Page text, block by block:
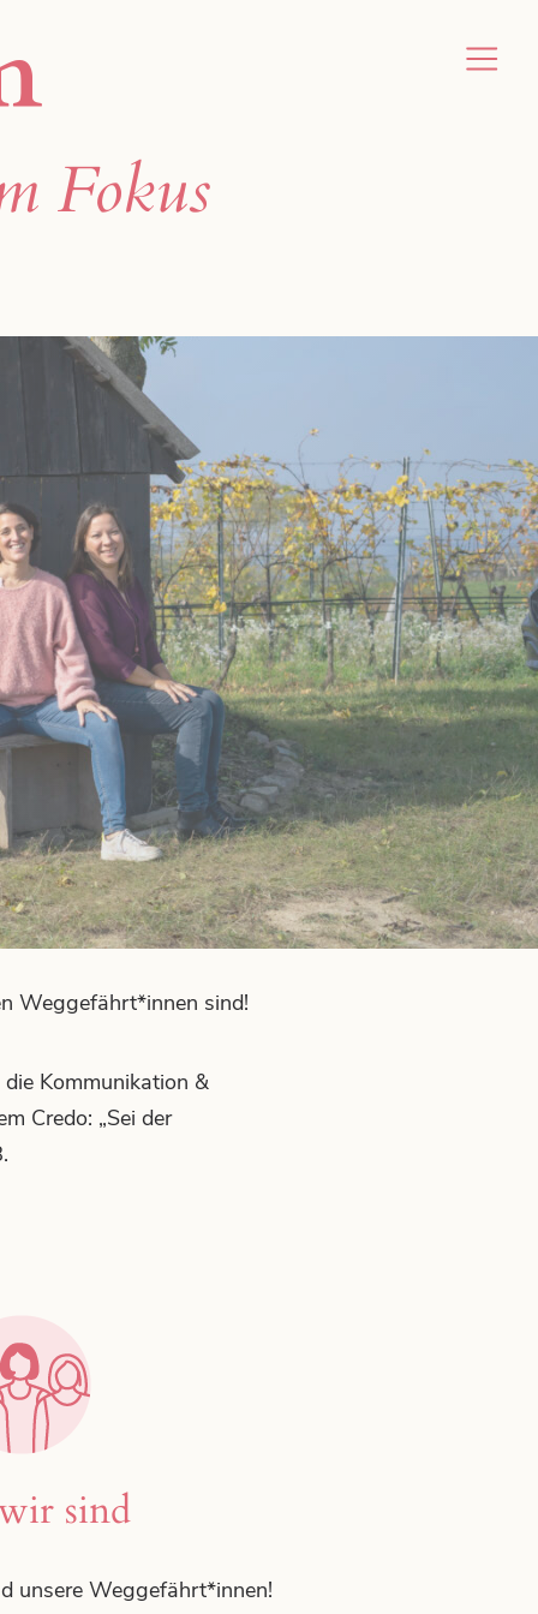
Fokus
Weggefährt*innen sind!
Kommunikation &
Credo: „Sei der
sind
unsere Weggefährt*innen!